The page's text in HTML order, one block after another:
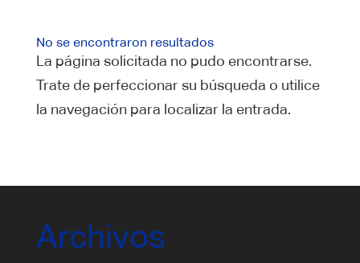
No se encontraron resultados
La página solicitada no pudo encontrarse.
Trate de perfeccionar su búsqueda o utilice
la navegación para localizar la entrada.
Archivos